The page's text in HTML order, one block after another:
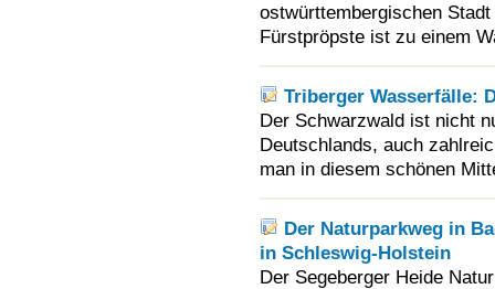
ostwürttembergischen
Fürstpröpste ist zu einem
Triberger Wasserfälle:
Der Schwarzwald ist nicht
Deutschlands, auch
man in diesem schönen
Der Naturparkweg in
in Schleswig-Holstein
Der Segeberger Heide